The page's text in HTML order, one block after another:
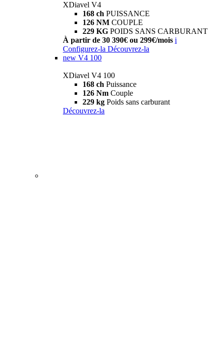
XDiavel V4
168 ch PUISSANCE
126 NM COUPLE
229 KG POIDS SANS CARBURANT
À partir de 30 390€ ou 299€/mois i
Configurez-la Découvrez-la
new V4 100
XDiavel V4 100
168 ch Puissance
126 Nm Couple
229 kg Poids sans carburant
Découvrez-la